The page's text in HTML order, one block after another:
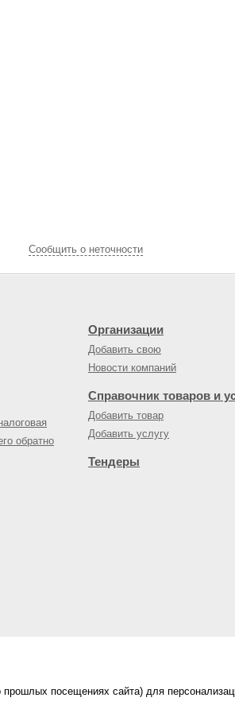
посещениях сайта) для
Cообщить о неточности
обратно
Организации
Добавить свою
Новости компаний
Справочник товаров и
Добавить товар
Добавить услугу
Тендеры